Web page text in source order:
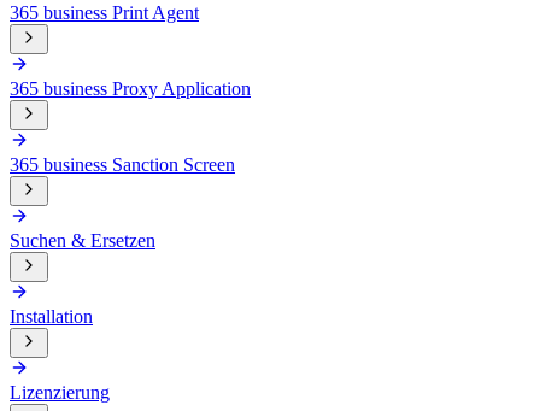
365 business Print Agent
365 business Proxy Application
365 business Sanction Screen
Suchen & Ersetzen
Installation
Lizenzierung